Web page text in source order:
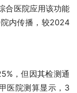
合医院应用该功能
内传播，较2024
，但因其检测通
医院测算显示，3